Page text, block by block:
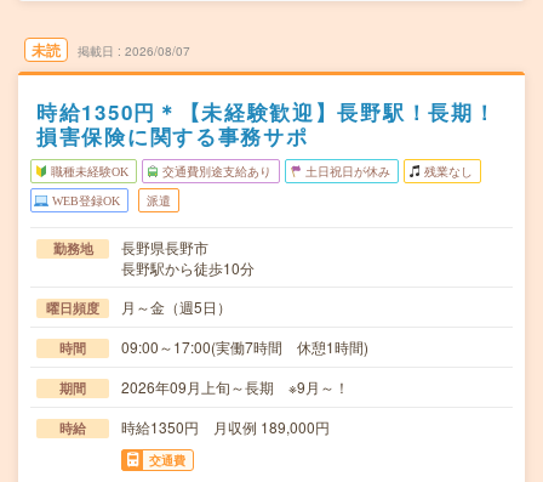
未読 掲載日 2026/08/07
時給1350円＊【未経験歓迎】長野駅！長期！
損害保険に関する事務サポ
職種未経験OK 交通費別途支給あり 土日祝日が休み 残業なし
WEB登録OK 派遣
勤務地
長野県長野市
長野駅から徒歩10分
曜日頻度 月～金（週5日）
時間 09:00～17:00(実働7時間 休憩1時間)
期間 2026年09月上旬～長期 ※9月～！
時給 時給1350円 月収例 189,000円
交通費